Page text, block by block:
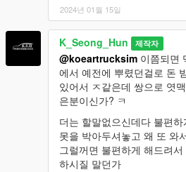
2024년 01월 15일
K_Seong_Hun 제작자
@koeartrucksim 이쯤되면
에서 예전에 뿌렸던걸로 돈
있어서 ㅈ같은데 쌍으로 엿
은분이신가? ㅋ
더는 할말없으신데다 불편
못을 박아두셔놓고 왜 또 와
그럴꺼면 불편하게 해드려
하시질 말던가